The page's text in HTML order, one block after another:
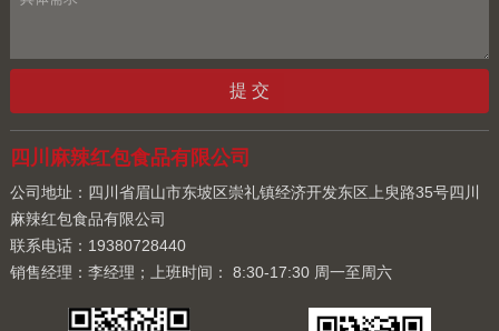
四川麻辣红包食品有限公司
公司地址：四川省眉山市东坡区崇礼镇经济开发东区上臾路35号四川
麻辣红包食品有限公司
联系电话：19380728440
销售经理：李经理；上班时间： 8:30-17:30 周一至周六